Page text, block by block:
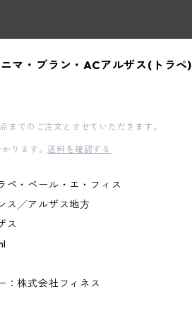
マ・ブラン・ACアルザス(トラペ)
までのご注文とさせていただきます。
ります。送料を確認する
・ペール・エ・フィス
ス╱アルザス地方
ス
株式会社フィネス